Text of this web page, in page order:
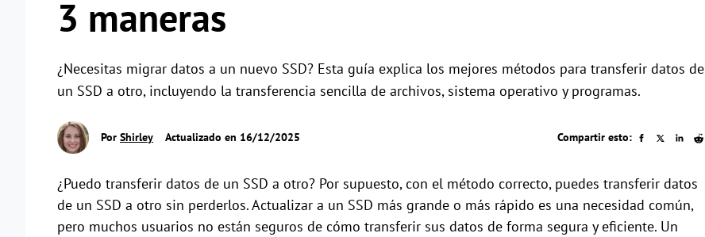
3 maneras
¿Necesitas migrar datos a un nuevo SSD? Esta guía explica los mejores métodos para transferir datos de
un SSD a otro, incluyendo la transferencia sencilla de archivos, sistema operativo y programas.
Por Shirley Actualizado en 16/12/2025 Compartir esto:
¿Puedo transferir datos de un SSD a otro? Por supuesto, con el método correcto, puedes transferir datos
de un SSD a otro sin perderlos. Actualizar a un SSD más grande o más rápido es una necesidad común,
pero muchos usuarios no están seguros de cómo transferir sus datos de forma segura y eficiente. Un